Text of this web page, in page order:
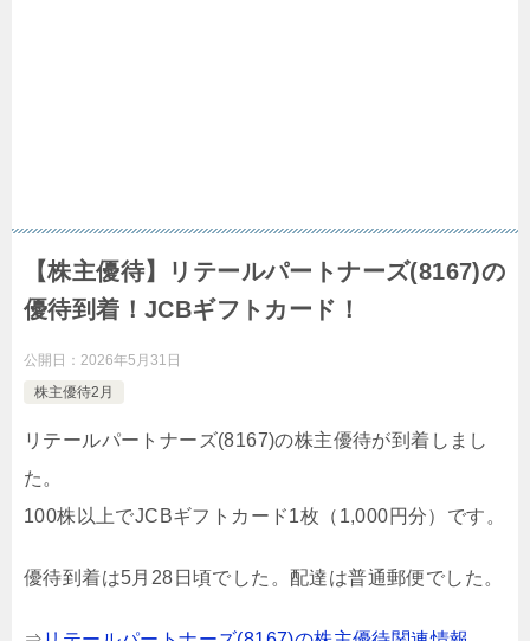
【株主優待】リテールパートナーズ(8167)の
優待到着！JCBギフトカード！
公開日： 2026年5月31日
株主優待2月
リテールパートナーズ(8167)の株主優待が到着しまし
た。
100株以上でJCBギフトカード1枚（1,000円分）です。
優待到着は5月28日頃でした。配達は普通郵便でした。